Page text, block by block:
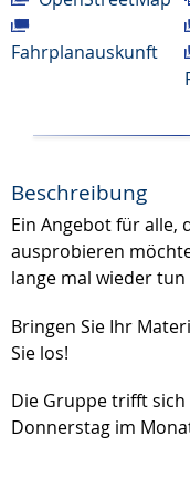
Fahrplanauskunft
Beschreibung
Ein Angebot für alle,
ausprobieren
lange mal wieder
Bringen Sie Ihr
Sie los!
Die Gruppe trifft
Donnerstag im